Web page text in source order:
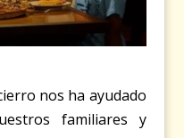
nos ha ayudado
familiares y